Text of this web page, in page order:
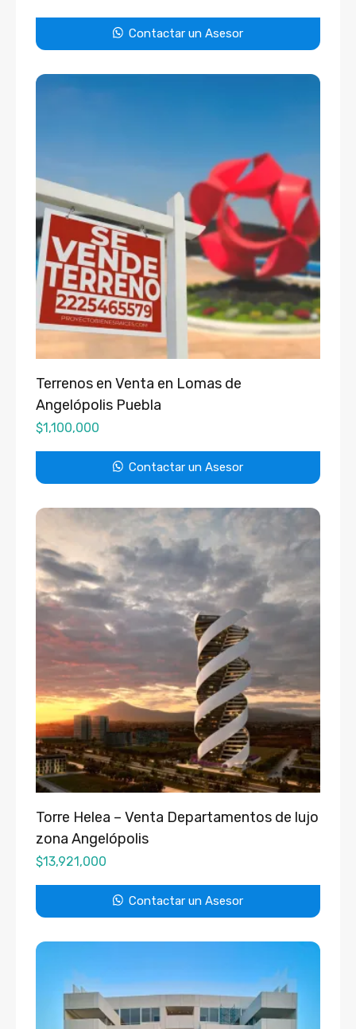
Contactar un Asesor
Terrenos en Venta en Lomas de
Angelópolis Puebla
$1,100,000
Contactar un Asesor
Torre Helea – Venta Departamentos de lujo
zona Angelópolis
$13,921,000
Contactar un Asesor